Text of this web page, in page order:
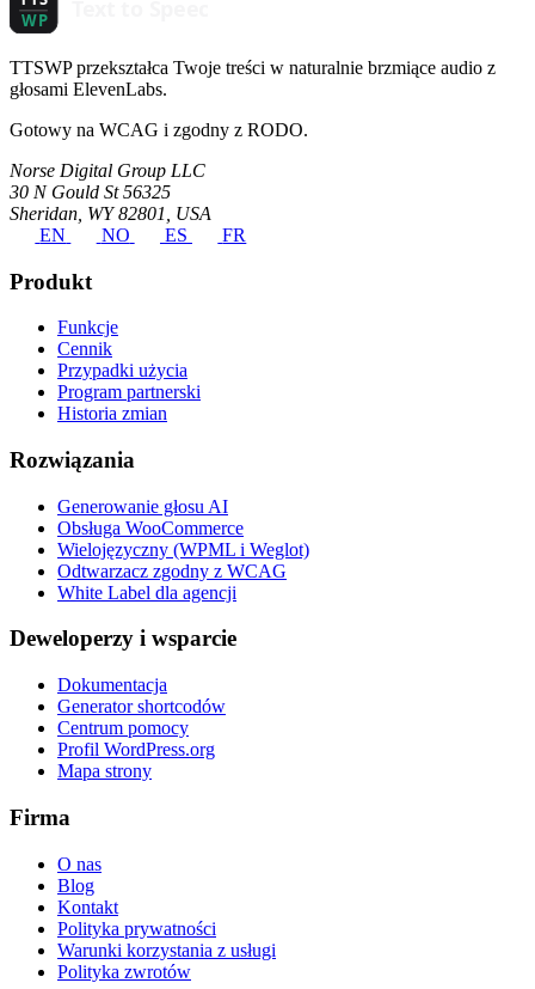
TTSWP przekształca Twoje treści w naturalnie brzmiące audio z
głosami ElevenLabs.
Gotowy na WCAG i zgodny z RODO.
Norse Digital Group LLC
30 N Gould St 56325
Sheridan, WY 82801, USA
EN
NO ES FR
Produkt
Funkcje
Cennik
Przypadki użycia
Program partnerski
Historia zmian
Rozwiązania
Generowanie głosu AI
Obsługa WooCommerce
Wielojęzyczny (WPML i Weglot)
Odtwarzacz zgodny z WCAG
White Label dla agencji
Deweloperzy i wsparcie
Dokumentacja
Generator shortcodów
Centrum pomocy
Profil WordPress.org
Mapa strony
Firma
O nas
Blog
Kontakt
Polityka prywatności
Warunki korzystania z usługi
Polityka zwrotów